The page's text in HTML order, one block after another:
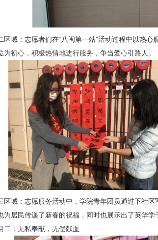
区域：志愿者们在“八闽第一站”活动过程中以热
为初心，积极热情地进行服务，争当爱心引路人。
区域：志愿服务活动中，学院青年团员通过下社
为居民传递了新春的祝福，同时也展示出了英华学
二：无私奉献，无偿献血